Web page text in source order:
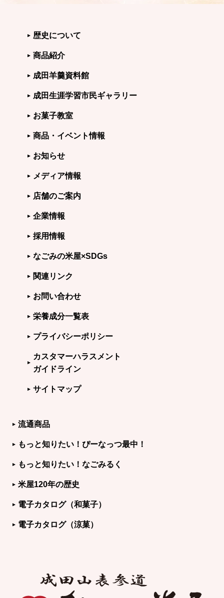
歴史について
商品紹介
成田羊羹資料館
成田生涯学習市民ギャラリー
お菓子教室
商品・イベント情報
お知らせ
メディア情報
店舗のご案内
企業情報
採用情報
なごみの米屋×SDGs
関連リンク
お問い合わせ
栄養成分一覧表
プライバシーポリシー
カスタマーハラスメント
ガイドライン
サイトマップ
流通商品
もっと知りたい！ぴーなっつ最中！
もっと知りたい！なごみるく
米屋120年の歴史
電子カタログ（和菓子）
電子カタログ（涼菓）